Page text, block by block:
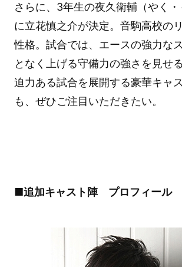
さらに、3年生の夜久衛輔（やく
に立花慎之介が決定。音駒高校の
性格。試合では、エースの強力な
となく上げる守備力の強さを見せる
迫力ある試合を展開する豪華キャ
も、ぜひご注目いただきたい。
■追加キャスト陣 プロフィール